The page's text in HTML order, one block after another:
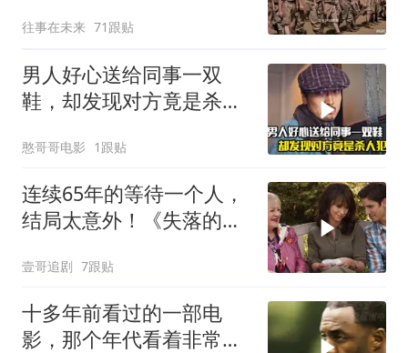
往事在未来 71跟贴
男人好心送给同事一双
鞋，却发现对方竟是杀人
憨哥哥电影 1跟贴
连续65年的等待一个人，
结局太意外！《失落的情
壹哥追剧 7跟贴
十多年前看过的一部电
影，那个年代看着非常劲